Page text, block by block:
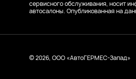
сервисного обслуживания, носит
автосалоны. Опубликованная на
© 2026, ООО ‭«АвтоГЕРМЕС-Запад»